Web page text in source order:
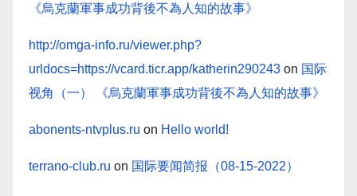
《烏克蘭軍事成功背後不為人知的故事》
http://omga-info.ru/viewer.php?
urldocs=https://vcard.ticr.app/katherin290243 on 国际
视角（一） 《烏克蘭軍事成功背後不為人知的故事》
abonents-ntvplus.ru on Hello world!
terrano-club.ru on 国际要闻简报（08-15-2022）